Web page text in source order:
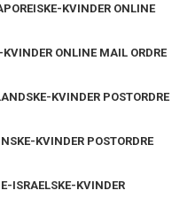
KVINDER ONLINE
ONLINE MAIL ORDRE
KVINDER POSTORDRE
KVINDER POSTORDRE
ISRAELSKE-KVINDER